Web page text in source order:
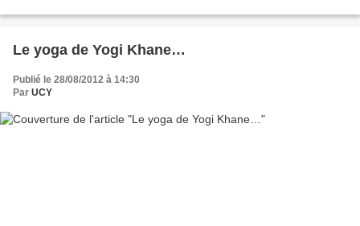
Le yoga de Yogi Khane…
Publié le 28/08/2012 à 14:30
Par UCY